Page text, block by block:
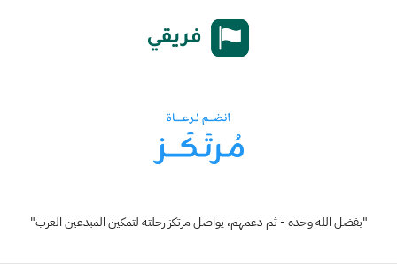
"بفضل الله وحده - ثم دعمهم، يواصل مرتكز رحلته لتمكين المبدعين العرب"